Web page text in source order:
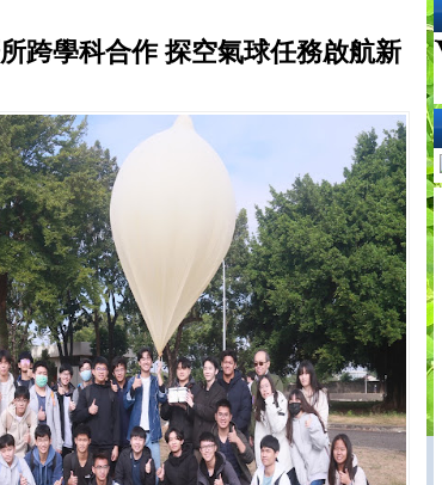
跨學科合作 探空氣球任務啟航新